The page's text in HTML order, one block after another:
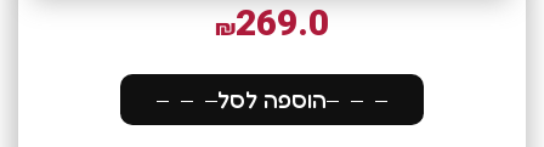
₪269.0
הוספה לסל